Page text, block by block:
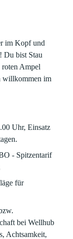
im Kopf und
Du bist Stau
Ampel
willkommen im
Uhr, Einsatz
- Spitzentarif
für
bei Wellhub
Achtsamkeit,